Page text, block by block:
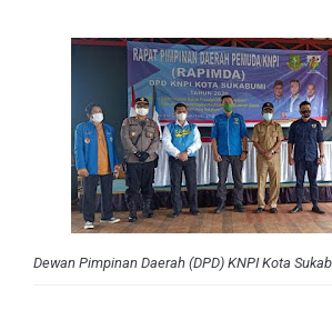
A- A+
Dewan Pimpinan Daerah (DPD) KNPI Kota